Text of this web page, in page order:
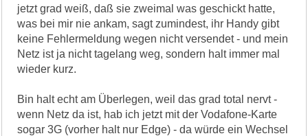
jetzt grad weiß, daß sie zweimal was geschickt hatte,
was bei mir nie ankam, sagt zumindest, ihr Handy gibt
keine Fehlermeldung wegen nicht versendet - und mein
Netz ist ja nicht tagelang weg, sondern halt immer mal
wieder kurz.
Bin halt echt am Überlegen, weil das grad total nervt -
wenn Netz da ist, hab ich jetzt mit der Vodafone-Karte
sogar 3G (vorher halt nur Edge) - da würde ein Wechsel